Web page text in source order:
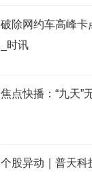
破除网约车高峰卡
_时讯
焦点快播：“九天”
个股异动｜普天科